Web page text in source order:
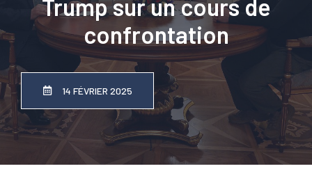
Trump sur un cours de
confrontation
14 FÉVRIER 2025